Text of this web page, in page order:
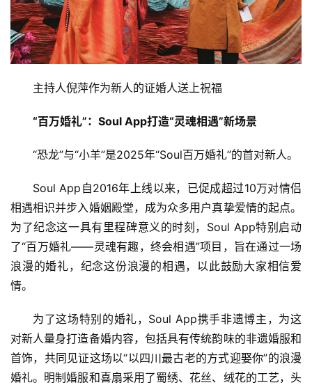
主持人倪萍作为新人的证婚人送上祝福
“百万婚礼”：Soul App打造“灵魂相遇”新场景
“恐龙”与“小羊”是2025年“Soul百万婚礼”的首对新人。
Soul App自2016年上线以来，已促成超过10万对情侣
相遇相识并步入婚姻殿堂，成为众多用户真挚爱情的起点。
为了纪念这一具有里程碑意义的时刻，Soul App特别启动
了“百万婚礼——灵魂有趣，终会相遇”项目，旨在通过一场
浪漫的婚礼，纪念这份浪漫的相遇，以此鼓励大家相信爱
情。
为了这场特别的婚礼，Soul App携手非遗博主，为这
对新人量身打造备婚内容，包括具有传统韵味的非遗婚服和
首饰，共同见证这场以“以四川最古老的方式迎娶你”的浪漫
婚礼。明制婚服和喜扇采用了蜀绣、花丝、绒花的工艺，头